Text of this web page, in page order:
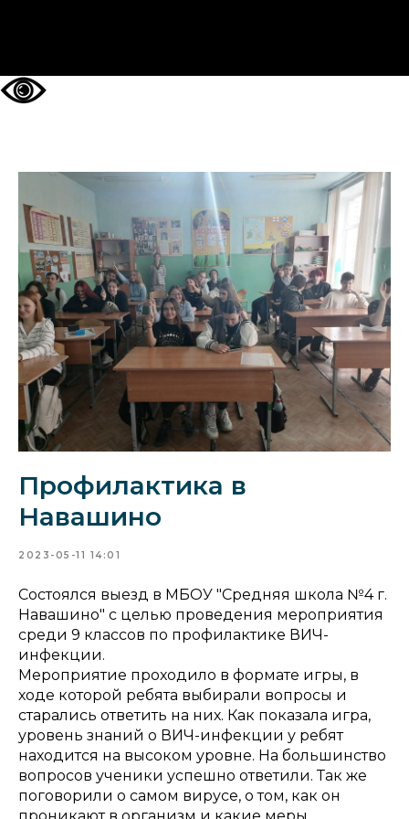
Профилактика в
Навашино
2023-05-11 14:01
Состоялся выезд в МБОУ "Средняя школа №4 г.
Навашино" с целью проведения мероприятия
среди 9 классов по профилактике ВИЧ-
инфекции.
Мероприятие проходило в формате игры, в
ходе которой ребята выбирали вопросы и
старались ответить на них. Как показала игра,
уровень знаний о ВИЧ-инфекции у ребят
находится на высоком уровне. На большинство
вопросов ученики успешно ответили. Так же
поговорили о самом вирусе, о том, как он